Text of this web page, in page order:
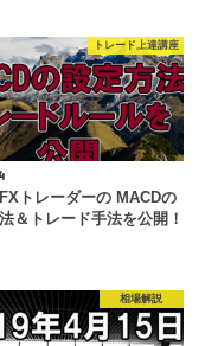
トレード上達講座
トレーダーの MACDの
＆トレード手法を公開！
相場解説